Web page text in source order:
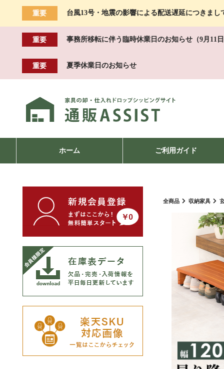
重要 台風13号・地震の影響による配送遅延につきまし
重要 事務所移転に伴う臨時休業日のお知らせ（9月11
重要 夏季休業日のお知らせ
ホーム ご利用ガイド
全商品 収納家具